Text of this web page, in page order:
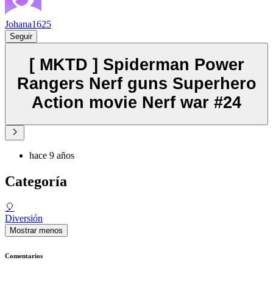
Johana1625
Seguir
[ MKTD ] Spiderman Power
Rangers Nerf guns Superhero
Action movie Nerf war #24
hace 9 años
Categoría
🎈
Diversión
Mostrar menos
Comentarios